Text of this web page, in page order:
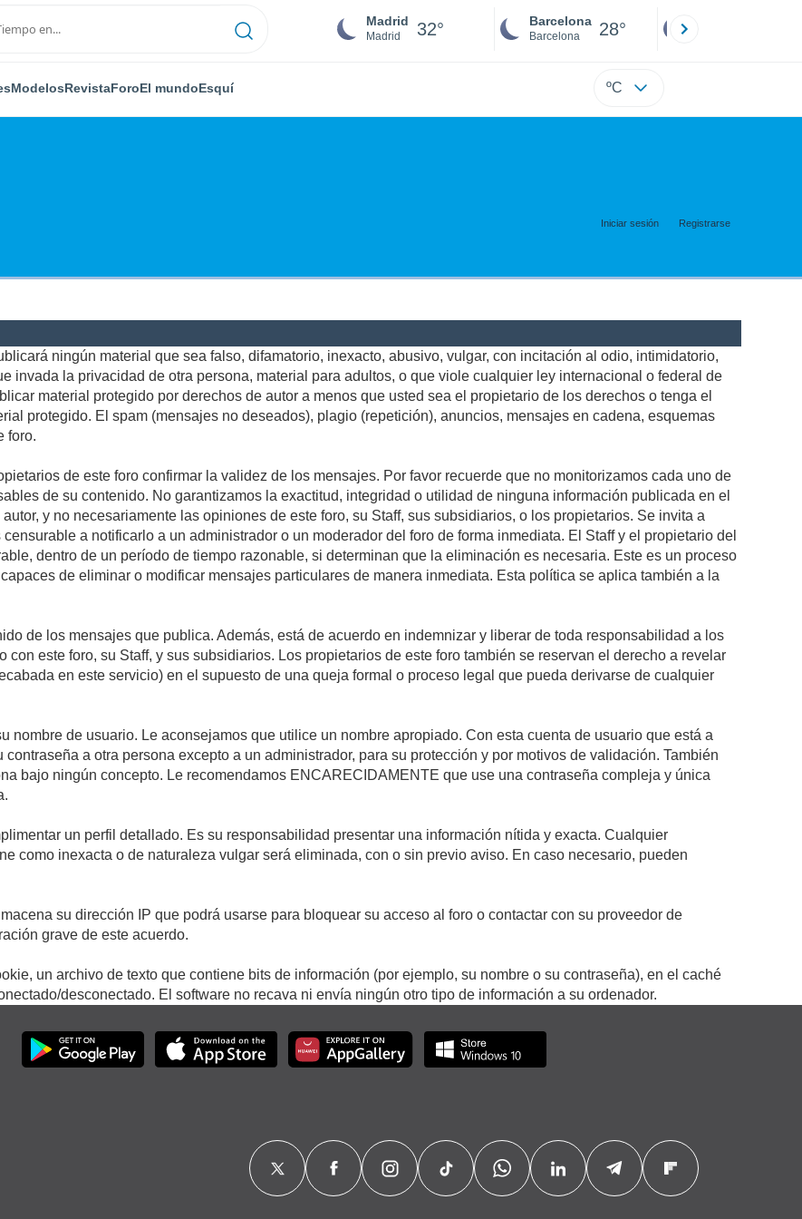
Madrid
Madrid 32° Barcelona
Barcelona 28°
ModelosRevistaForoEl mundoEsquí ºC
Iniciar sesión Registrarse
ningún material que sea falso, difamatorio, inexacto, abusivo, vulgar, con incitación al odio, intimidatorio,
invada la privacidad de otra persona, material para adultos, o que viole cualquier ley internacional o federal de
material protegido por derechos de autor a menos que usted sea el propietario de los derechos o tenga el
protegido. El spam (mensajes no deseados), plagio (repetición), anuncios, mensajes en cadena, esquemas
foro.
de este foro confirmar la validez de los mensajes. Por favor recuerde que no monitorizamos cada uno de
de su contenido. No garantizamos la exactitud, integridad o utilidad de ninguna información publicada en el
y no necesariamente las opiniones de este foro, su Staff, sus subsidiarios, o los propietarios. Se invita a
a notificarlo a un administrador o un moderador del foro de forma inmediata. El Staff y el propietario del
dentro de un período de tiempo razonable, si determinan que la eliminación es necesaria. Este es un proceso
de eliminar o modificar mensajes particulares de manera inmediata. Esta política se aplica también a la
de los mensajes que publica. Además, está de acuerdo en indemnizar y liberar de toda responsabilidad a los
este foro, su Staff, y sus subsidiarios. Los propietarios de este foro también se reservan el derecho a revelar
en este servicio) en el supuesto de una queja formal o proceso legal que pueda derivarse de cualquier
nombre de usuario. Le aconsejamos que utilice un nombre apropiado. Con esta cuenta de usuario que está a
a otra persona excepto a un administrador, para su protección y por motivos de validación. También
bajo ningún concepto. Le recomendamos ENCARECIDAMENTE que use una contraseña compleja y única
un perfil detallado. Es su responsabilidad presentar una información nítida y exacta. Cualquier
como inexacta o de naturaleza vulgar será eliminada, con o sin previo aviso. En caso necesario, pueden
su dirección IP que podrá usarse para bloquear su acceso al foro o contactar con su proveedor de
grave de este acuerdo.
un archivo de texto que contiene bits de información (por ejemplo, su nombre o su contraseña), en el caché
desconectado. El software no recava ni envía ningún otro tipo de información a su ordenador.